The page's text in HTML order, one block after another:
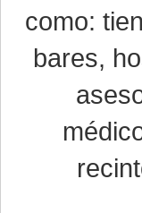
como:
bares,